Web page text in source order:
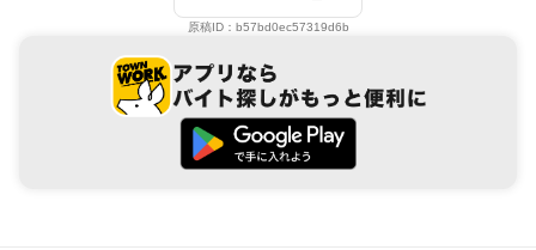
原稿ID： b57bd0ec57319d6b